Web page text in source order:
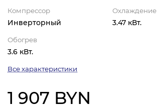
Компрессор
Инверторный
Охлаждение
3.47 кВт.
Обогрев
3.6 кВт.
Все характеристики
1 907 BYN